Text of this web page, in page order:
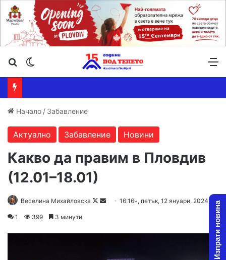
Търсене ...
Начало / Забавление
Актуално Забавление Новини
Какво да правим в Пловдив
(12.01–18.01)
Веселина Михайловска
Follow
Send16:16ч, петък, 12 януари, 2024
1 399 3 минути Изпрати новина